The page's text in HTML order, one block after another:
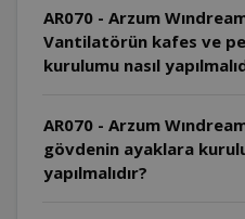
AR070 - Arzum
Vantilatörün kafes ve
kurulumu nasıl
AR070 - Arzum
gövdenin ayaklara
yapılmalıdır?